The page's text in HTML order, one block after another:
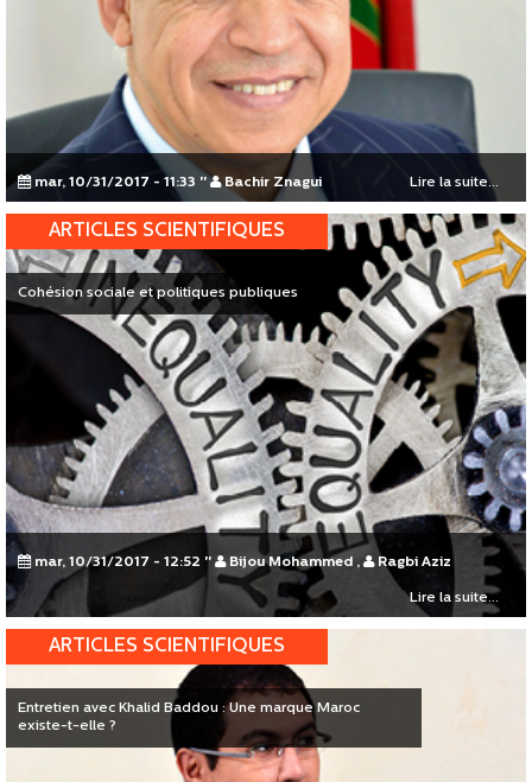
mar, 10/31/2017 - 11:33 " Bachir Znagui Lire la suite...
Cohésion sociale et politiques publiques
ARTICLES SCIENTIFIQUES
mar, 10/31/2017 - 12:52 " Bijou Mohammed , Ragbi Aziz
Lire la suite...
Entretien avec Khalid Baddou : ​Une marque Maroc
existe-t-elle ?
ARTICLES SCIENTIFIQUES